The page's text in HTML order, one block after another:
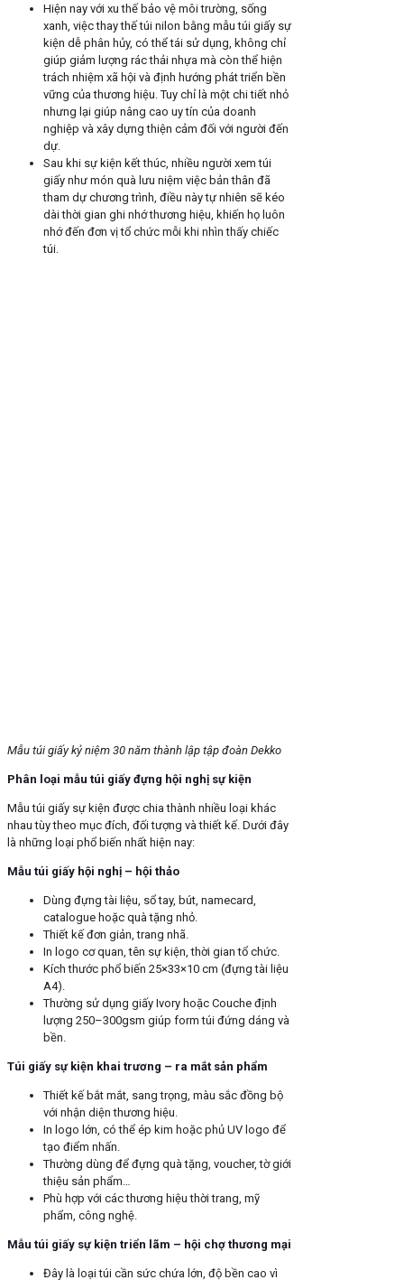
Hiện nay với xu thế bảo vệ môi trường, sống
xanh, việc thay thế túi nilon bằng mẫu túi giấy sự
kiện dễ phân hủy, có thể tái sử dụng, không chỉ
giúp giảm lượng rác thải nhựa mà còn thể hiện
trách nhiệm xã hội và định hướng phát triển bền
vững của thương hiệu. Tuy chỉ là một chi tiết nhỏ
nhưng lại giúp nâng cao uy tín của doanh
nghiệp và xây dựng thiện cảm đối với người đến
dự.
Sau khi sự kiện kết thúc, nhiều người xem túi
giấy như món quà lưu niệm việc bản thân đã
tham dự chương trình, điều này tự nhiên sẽ kéo
dài thời gian ghi nhớ thương hiệu, khiến họ luôn
nhớ đến đơn vị tổ chức mỗi khi nhìn thấy chiếc
túi.
Mẫu túi giấy kỷ niệm 30 năm thành lập tập đoàn Dekko
Phân loại mẫu túi giấy đựng hội nghị sự kiện
Mẫu túi giấy sự kiện được chia thành nhiều loại khác
nhau tùy theo mục đích, đối tượng và thiết kế. Dưới đây
là những loại phổ biến nhất hiện nay:
Mẫu túi giấy hội nghị – hội thảo
Dùng đựng tài liệu, sổ tay, bút, namecard,
catalogue hoặc quà tặng nhỏ.
Thiết kế đơn giản, trang nhã.
In logo cơ quan, tên sự kiện, thời gian tổ chức.
Kích thước phổ biến 25×33×10 cm (đựng tài liệu
A4).
Thường sử dụng giấy Ivory hoặc Couche định
lượng 250–300gsm giúp form túi đứng dáng và
bền.
Túi giấy sự kiện khai trương – ra mắt sản phẩm
Thiết kế bắt mắt, sang trọng, màu sắc đồng bộ
với nhận diện thương hiệu.
In logo lớn, có thể ép kim hoặc phủ UV logo để
tạo điểm nhấn.
Thường dùng để đựng quà tặng, voucher, tờ giới
thiệu sản phẩm…
Phù hợp với các thương hiệu thời trang, mỹ
phẩm, công nghệ.
Mẫu túi giấy sự kiện triển lãm – hội chợ thương mại
Đây là loại túi cần sức chứa lớn, độ bền cao vì